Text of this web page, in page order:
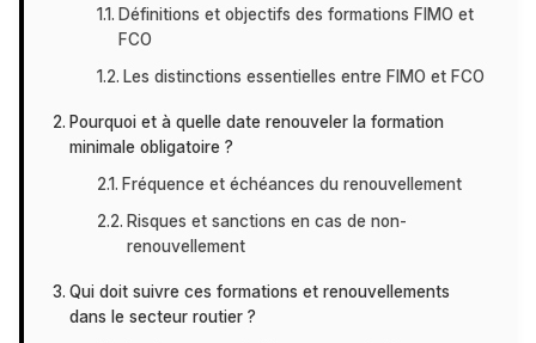
Définitions et objectifs des formations FIMO et
FCO
Les distinctions essentielles entre FIMO et FCO
Pourquoi et à quelle date renouveler la formation
minimale obligatoire ?
Fréquence et échéances du renouvellement
Risques et sanctions en cas de non-
renouvellement
Qui doit suivre ces formations et renouvellements
dans le secteur routier ?